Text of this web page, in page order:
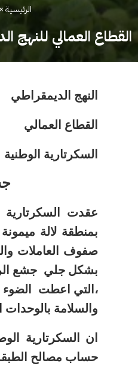
الرئيسية»
القطاع العمالي للنهج
النهج الديمقراطي
القطاع العمالي
السكرتارية الوطنية
عقدت السكرتارية
صفوف العاملات
بشكل جلي جشع
،التي اعطت الضوء
والسلامة بالوحدات
ان السكرتارية
حساب مصالح